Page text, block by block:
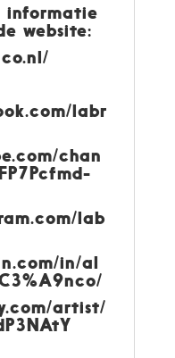
informatie
website:
labr
chan
lab
in/al
artist/